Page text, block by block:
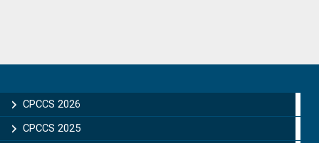
Sidebar
CPCCS 2026
CPCCS 2025